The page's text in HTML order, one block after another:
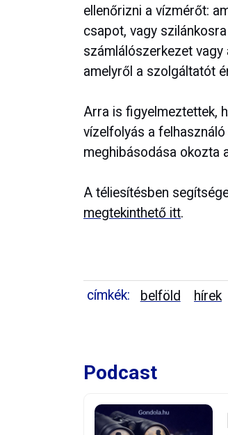
ellenőrizni a vízmérőt:
csapot, vagy
számlálószerkezet
amelyről a szolgáltatót
Arra is figyelmeztettek,
vízelfolyás a
meghibásodása okozta
A téliesítésben
megtekinthető itt.
címkék: belföld hírek
Podcast